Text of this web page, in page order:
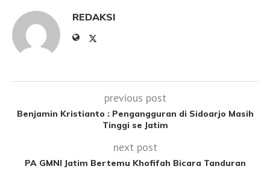
REDAKSI
previous post
Benjamin Kristianto : Pengangguran di Sidoarjo Masih
Tinggi se Jatim
next post
PA GMNI Jatim Bertemu Khofifah Bicara Tanduran